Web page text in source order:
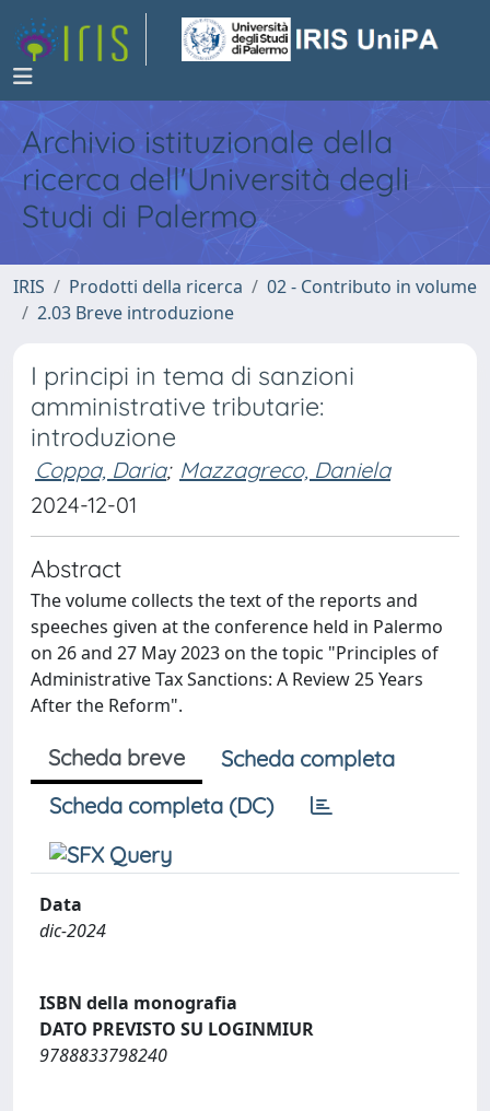
Archivio istituzionale della
ricerca dell'Università degli
Studi di Palermo
IRIS Prodotti della ricerca
02 - Contributo in volume
2.03 Breve introduzione
I principi in tema di sanzioni
amministrative tributarie:
introduzione
Coppa, Daria; Mazzagreco, Daniela
2024-12-01
Abstract
The volume collects the text of the reports and
speeches given at the conference held in Palermo
on 26 and 27 May 2023 on the topic "Principles of
Administrative Tax Sanctions: A Review 25 Years
After the Reform".
Scheda breve
Scheda completa
Scheda completa (DC)
Data
dic-2024
ISBN della monografia
DATO PREVISTO SU LOGINMIUR
9788833798240